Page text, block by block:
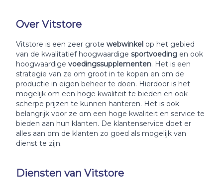
Over Vitstore
Vitstore is een zeer grote webwinkel op het gebied
van de kwalitatief hoogwaardige sportvoeding en ook
hoogwaardige voedingssupplementen. Het is een
strategie van ze om groot in te kopen en om de
productie in eigen beheer te doen. Hierdoor is het
mogelijk om een hoge kwaliteit te bieden en ook
scherpe prijzen te kunnen hanteren. Het is ook
belangrijk voor ze om een hoge kwaliteit en service te
bieden aan hun klanten. De klantenservice doet er
alles aan om de klanten zo goed als mogelijk van
dienst te zijn.
Diensten van Vitstore